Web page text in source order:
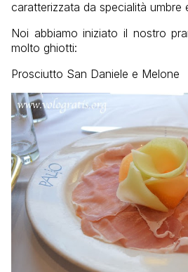
caratterizzata da specialità umbre
Noi abbiamo iniziato il nostro
molto ghiotti:
Prosciutto San Daniele e Melone